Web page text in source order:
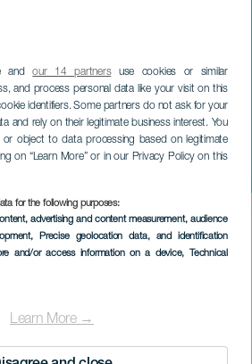
andour 14 partnersuse cookies or similar
and process personal data like your visit on this
identifiers. Some partners do not ask for your
and rely on their legitimate business interest. You
object to data processing based on legitimate
on “Learn More” or in our Privacy Policy on this
for the following purposes:
advertising and content measurement, audience
, Precise geolocation data, and identification
and/or access information on a device, Technical
Learn More →
mare